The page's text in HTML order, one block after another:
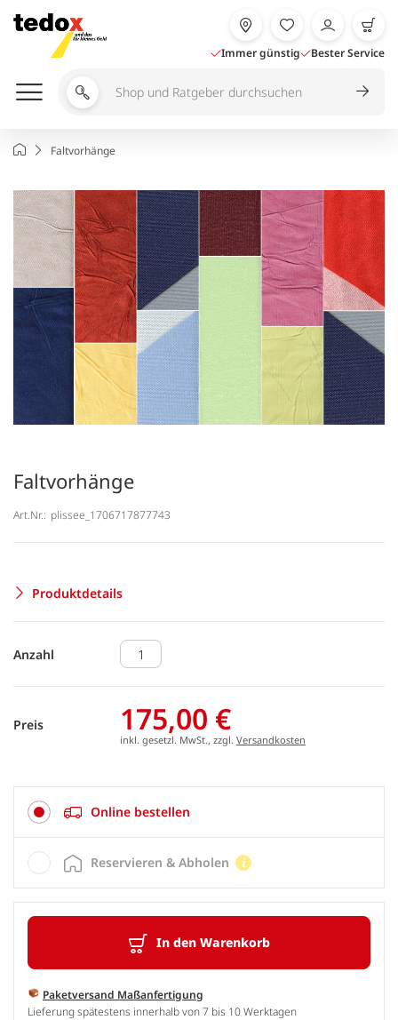
Inhalt
springen
Immer günstig Bester Service
Shop
durchsuchen
StartseiteFaltvorhänge
Faltvorhänge
Art.Nr.: plissee_1706717877743
Produktdetails
Anzahl
Preis 175,00 €
inkl. gesetzl. MwSt., zzgl. Versandkosten
Online bestellen
In den Warenkorb
Paketversand Maßanfertigung
Lieferung spätestens innerhalb von 7 bis 10 Werktagen
Reservieren & Abholen